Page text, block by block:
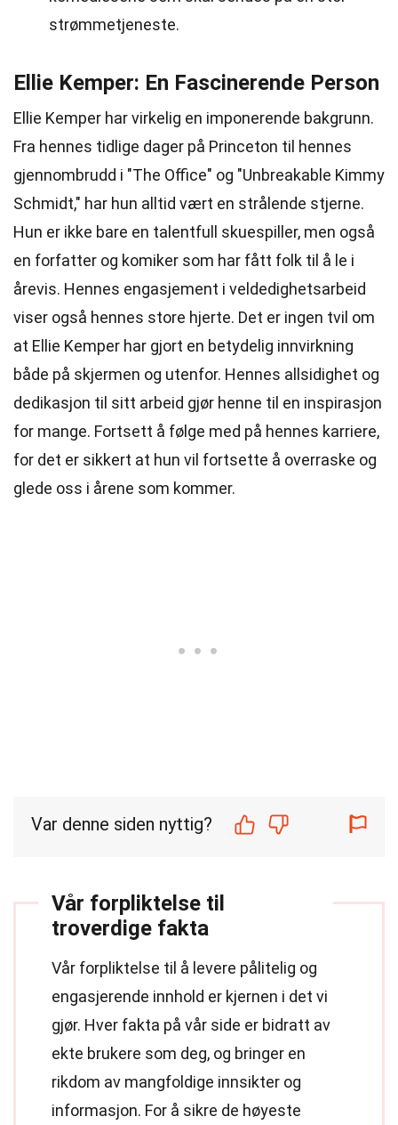
strømmetjeneste.
Ellie Kemper: En Fascinerende Person
Ellie Kemper har virkelig en imponerende bakgrunn.
Fra hennes tidlige dager på Princeton til hennes
gjennombrudd i "The Office" og "Unbreakable Kimmy
Schmidt," har hun alltid vært en strålende stjerne.
Hun er ikke bare en talentfull skuespiller, men også
en forfatter og komiker som har fått folk til å le i
årevis. Hennes engasjement i veldedighetsarbeid
viser også hennes store hjerte. Det er ingen tvil om
at Ellie Kemper har gjort en betydelig innvirkning
både på skjermen og utenfor. Hennes allsidighet og
dedikasjon til sitt arbeid gjør henne til en inspirasjon
for mange. Fortsett å følge med på hennes karriere,
for det er sikkert at hun vil fortsette å overraske og
glede oss i årene som kommer.
Var denne siden nyttig?
Vår forpliktelse til
troverdige fakta
Vår forpliktelse til å levere pålitelig og
engasjerende innhold er kjernen i det vi
gjør. Hver fakta på vår side er bidratt av
ekte brukere som deg, og bringer en
rikdom av mangfoldige innsikter og
informasjon. For å sikre de høyeste